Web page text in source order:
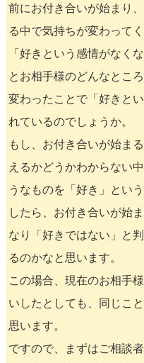
前にお付き合いが始まり
る中で気持ちが変わって
「好きという感情がなく
とお相手様のどんなとこ
変わったことで「好きと
れているのでしょうか。
もし、お付き合いが始ま
えるかどうかわからない
うなものを「好き」とい
したら、お付き合いが始
なり「好きではない」と
るのかなと思います。
この場合、現在のお相手
いしたとしても、同じこ
思います。
ですので、まずはご相談